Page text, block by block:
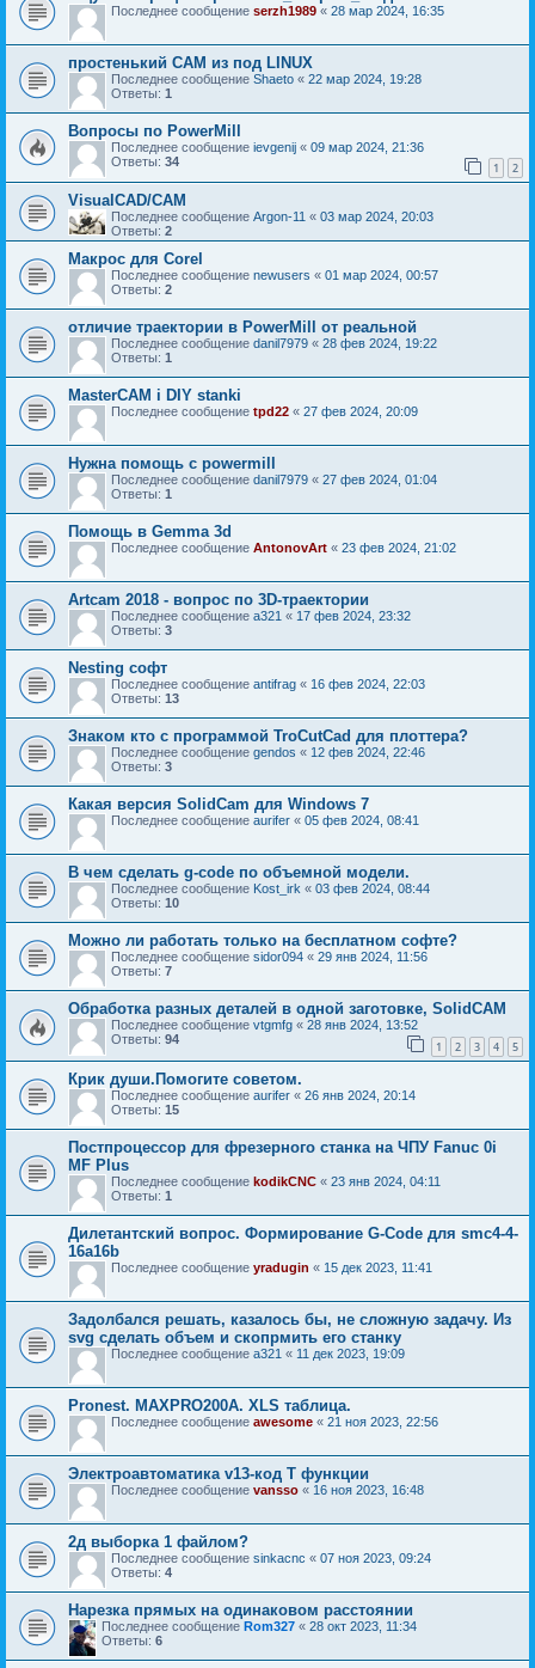
Последнее сообщение serzh1989 « 28 мар 2024, 16:35
простенький CAM из под LINUX
Последнее сообщение Shaeto « 22 мар 2024, 19:28
Ответы: 1
Вопросы по PowerMill
Последнее сообщение ievgenij « 09 мар 2024, 21:36
Ответы: 34 1 2
VisualCAD/CAM
Последнее сообщение Argon-11 « 03 мар 2024, 20:03
Ответы: 2
Макрос для Corel
Последнее сообщение newusers « 01 мар 2024, 00:57
Ответы: 2
отличие траектории в PowerMill от реальной
Последнее сообщение danil7979 « 28 фев 2024, 19:22
Ответы: 1
MasterCAM i DIY stanki
Последнее сообщение tpd22 « 27 фев 2024, 20:09
Нужна помощь с powermill
Последнее сообщение danil7979 « 27 фев 2024, 01:04
Ответы: 1
Помощь в Gemma 3d
Последнее сообщение AntonovArt « 23 фев 2024, 21:02
Artcam 2018 - вопрос по 3D-траектории
Последнее сообщение a321 « 17 фев 2024, 23:32
Ответы: 3
Nesting софт
Последнее сообщение antifrag « 16 фев 2024, 22:03
Ответы: 13
Знаком кто с программой TroCutCad для плоттера?
Последнее сообщение gendos « 12 фев 2024, 22:46
Ответы: 3
Какая версия SolidCam для Windows 7
Последнее сообщение aurifer « 05 фев 2024, 08:41
В чем сделать g-code по объемной модели.
Последнее сообщение Kost_irk « 03 фев 2024, 08:44
Ответы: 10
Можно ли работать только на бесплатном софте?
Последнее сообщение sidor094 « 29 янв 2024, 11:56
Ответы: 7
Обработка разных деталей в одной заготовке, SolidCAM
Последнее сообщение vtgmfg « 28 янв 2024, 13:52
Ответы: 94 1 2 3 4 5
Крик души.Помогите советом.
Последнее сообщение aurifer « 26 янв 2024, 20:14
Ответы: 15
Постпроцессор для фрезерного станка на ЧПУ Fanuc 0i
MF Plus
Последнее сообщение kodikCNC « 23 янв 2024, 04:11
Ответы: 1
Дилетантский вопрос. Формирование G-Code для smc4-4-
16a16b
Последнее сообщение yradugin « 15 дек 2023, 11:41
Задолбался решать, казалось бы, не сложную задачу. Из
svg сделать объем и скопрмить его станку
Последнее сообщение a321 « 11 дек 2023, 19:09
Pronest. MAXPRO200A. XLS таблица.
Последнее сообщение awesome « 21 ноя 2023, 22:56
Электроавтоматика v13-код Т функции
Последнее сообщение vansso « 16 ноя 2023, 16:48
2д выборка 1 файлом?
Последнее сообщение sinkacnc « 07 ноя 2023, 09:24
Ответы: 4
Нарезка прямых на одинаковом расстоянии
Последнее сообщение Rom327 « 28 окт 2023, 11:34
Ответы: 6